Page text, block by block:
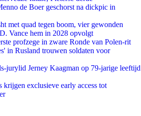
de Boer geschorst na dickpic in
met quad tegen boom, vier gewonden
Vance hem in 2028 opvolgt
profzege in zware Ronde van Polen-rit
in Rusland trouwen soldaten voor
jurylid Jerney Kaagman op 79-jarige leeftijd
krijgen exclusieve early access tot